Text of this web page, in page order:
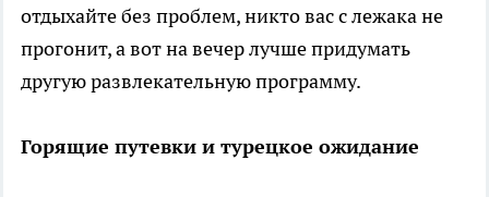
отдыхайте без проблем, никто вас с лежака не
прогонит, а вот на вечер лучше придумать
другую развлекательную программу.
Горящие путевки и турецкое ожидание